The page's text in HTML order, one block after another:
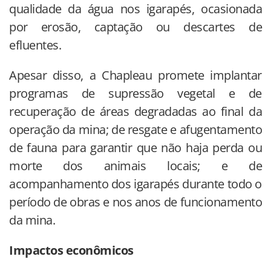
qualidade da água nos igarapés, ocasionada
por erosão, captação ou descartes de
efluentes.
Apesar disso, a Chapleau promete implantar
programas de supressão vegetal e de
recuperação de áreas degradadas ao final da
operação da mina; de resgate e afugentamento
de fauna para garantir que não haja perda ou
morte dos animais locais; e de
acompanhamento dos igarapés durante todo o
período de obras e nos anos de funcionamento
da mina.
Impactos econômicos